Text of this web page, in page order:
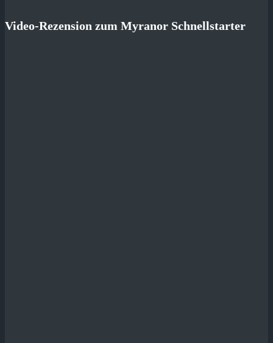
Video-Rezension zum Myranor Schnellstarter